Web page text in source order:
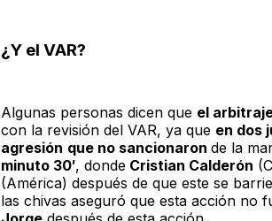
¿Y el VAR?
Algunas personas dicen que el
con la revisión del VAR, ya que en dos
agresión que no sancionaron de la
minuto 30′, dondeCristian Calderón
(América) después de que este se
las chivas aseguró que esta acción no